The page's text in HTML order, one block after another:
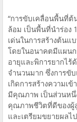
“การขับเคลื่อนพื้นที่
ล้อม เป็นพื้นที่นำร่อง
เด่นในการสร้างต้น
โดยในอนาคตมีแผน
อายุและพิการยากไร้
จำนวนมาก ซึ่งการขั
เกิดการสร้างความเ
มีคุณภาพ เป็นส่วนหนึ่
คุณภาพชีวิตที่ดีของผู้
และเตรียมขยายผลไ